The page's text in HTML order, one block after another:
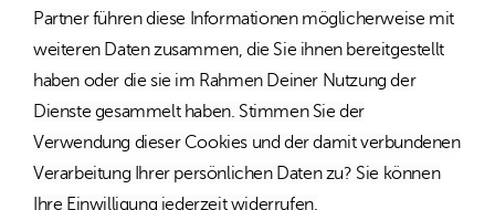
Partner führen diese Informationen möglicherweise mit
weiteren Daten zusammen, die Sie ihnen bereitgestellt
haben oder die sie im Rahmen Deiner Nutzung der
Dienste gesammelt haben. Stimmen Sie der
Verwendung dieser Cookies und der damit verbundenen
Verarbeitung Ihrer persönlichen Daten zu? Sie können
Ihre Einwilligung jederzeit widerrufen.